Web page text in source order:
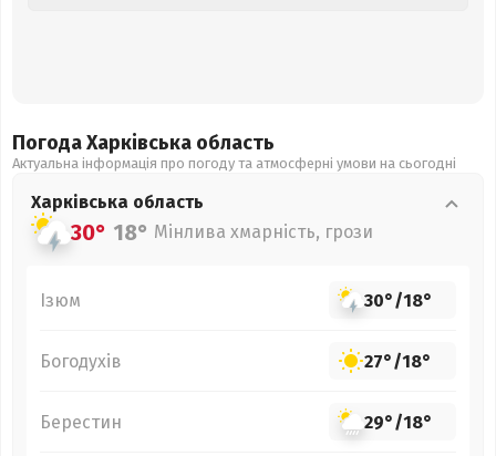
Погода Харківська область
Актуальна інформація про погоду та атмосферні умови на сьогодні
Харківська область
30° 18° Мінлива хмарність, грози
Ізюм 30°/18°
Богодухів 27°/18°
Берестин 29°/18°